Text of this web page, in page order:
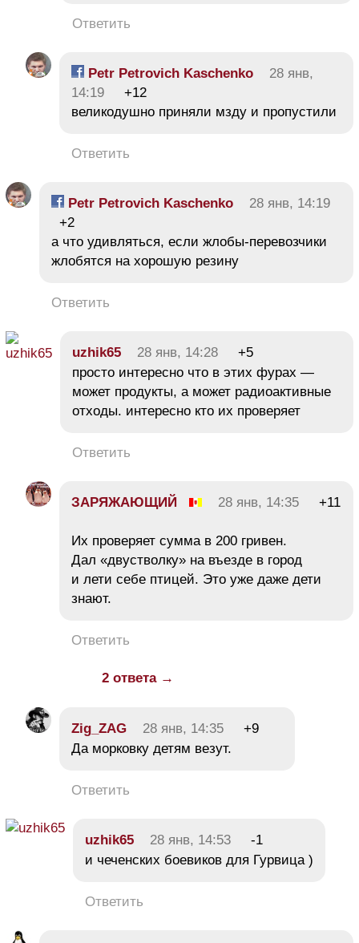
Ответить
Petr Petrovich Kaschenko
28 янв,
14:19
+12
великодушно приняли мзду и пропустили
Ответить
Petr Petrovich Kaschenko
28 янв, 14:19
+2
а что удивляться, если жлобы-перевозчики
жлобятся на хорошую резину
Ответить
uzhik65 28 янв, 14:28
+5
просто интересно что в этих фурах —
может продукты, а может радиоактивные
отходы. интересно кто их проверяет
Ответить
ЗАРЯЖАЮЩИЙ 28 янв, 14:35 +11
Их проверяет сумма в 200 гривен.
Дал «двустволку» на въезде в город
и лети себе птицей. Это уже даже дети
знают.
Ответить
2 ответа →
Zig_ZAG 28 янв, 14:35
+9
Да морковку детям везут.
Ответить
uzhik65 28 янв, 14:53
-1
и чеченских боевиков для Гурвица )
Ответить